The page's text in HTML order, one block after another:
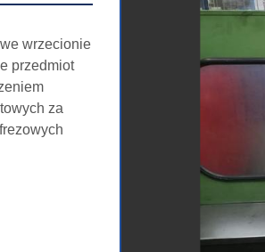
we wrzecionie
przedmiot
za